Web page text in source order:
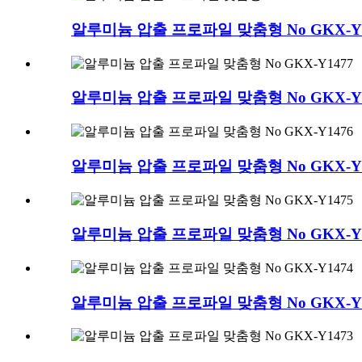
알루미늄 압출 프로파일 맞춤형 No GKX-
알루미늄 압출 프로파일 맞춤형 No GKX-
알루미늄 압출 프로파일 맞춤형 No GKX-
알루미늄 압출 프로파일 맞춤형 No GKX-
알루미늄 압출 프로파일 맞춤형 No GKX-